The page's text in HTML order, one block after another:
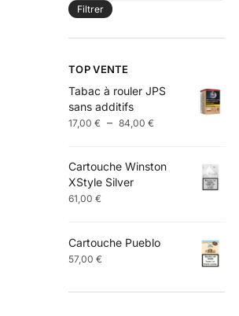
Filtrer
TOP VENTE
Tabac à rouler JPS
sans additifs
17,00 € – 84,00 €
17,00 €
Cartouche Winston
XStyle Silver
61,00 €
Cartouche Pueblo
57,00 €